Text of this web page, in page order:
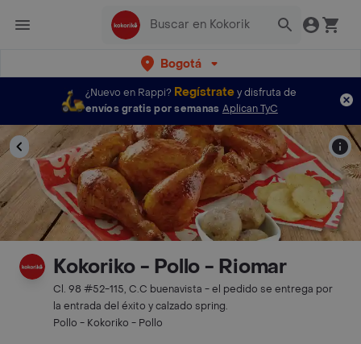
Bogotá
¿Nuevo en Rappi? Regístratey disfruta de
envíos gratis por semanas Aplican TyC
Kokoriko - Pollo - Riomar
Cl. 98 #52-115, C.C buenavista - el pedido se entrega por
la entrada del éxito y calzado spring.
Pollo - Kokoriko - Pollo